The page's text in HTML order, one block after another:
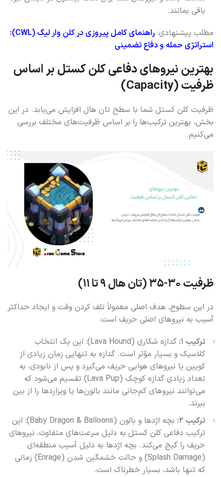
باقی بمانند.
مطلب پیشنهادی:
راهنمای کامل پیروزی در کلن وار لیگ (CWL):
استراتژی حمله و دفاع تضمینی
بهترین نیروهای دفاعی کلن کستل بر اساس
ظرفیت (Capacity)
ظرفیت کلن کستل شما با سطح تان هال افزایش می‌یابد. در این
بخش، بهترین ترکیب‌ها را بر اساس ظرفیت‌های مختلف بررسی
می‌کنیم.
ظرفیت ۳۰-۳۵ (تان هال ۹ تا ۱۱)
در این سطوح، هدف اصلی معمولاً تلف کردن وقت و ایجاد حداکثر
آسیب به نیروهای اصلی حریف است.
ترکیب ۱:
گدازه شکاری (Lava Hound): این یک انتخاب
کلاسیک و بسیار مؤثر است. گدازه به تنهایی زمان زیادی از
کویین یا نیروهای هوایی حریف می‌گیرد و پس از نابودی، به
تعداد زیادی گدازه کوچک (Lava Pup) تقسیم می‌شود که
می‌توانند نیروهای کم‌جانی مانند بالون‌ها یا ویزاردها را از بین
ببرند.
ترکیب ۲:
بچه اژدها و بالون (Baby Dragon & Balloons): این
ترکیب دفاعی کلن کستل به دلیل سرعت‌های متفاوت، نیروهای
حریف را گیج می‌کند. بچه اژدها به دلیل آسیب منطقه‌ای
(Splash Damage) و حالت خشمگین شدن (Enrage) زمانی
که تنها باشد، بسیار خطرناک است.